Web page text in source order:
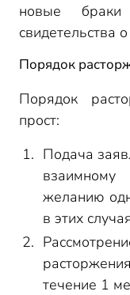
новые браки
свидетельства
Порядок
Порядок
прост:
Подача
желанию
в этих
течение 1